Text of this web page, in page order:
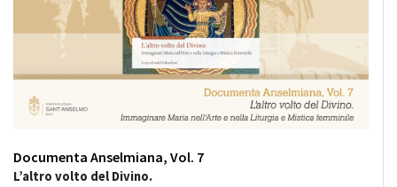
Documenta Anselmiana, Vol. 7
L’altro volto del Divino.